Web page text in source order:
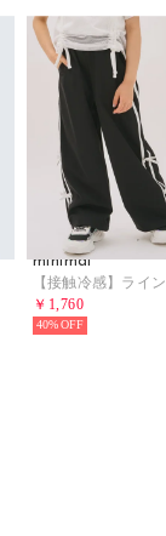
minimal
￥1,760
40%